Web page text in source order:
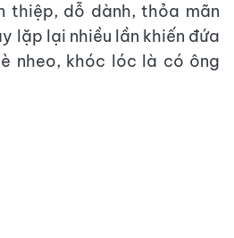
thiệp, dỗ dành, thỏa mãn
lặp lại nhiều lần khiến đứa
nheo, khóc lóc là có ông